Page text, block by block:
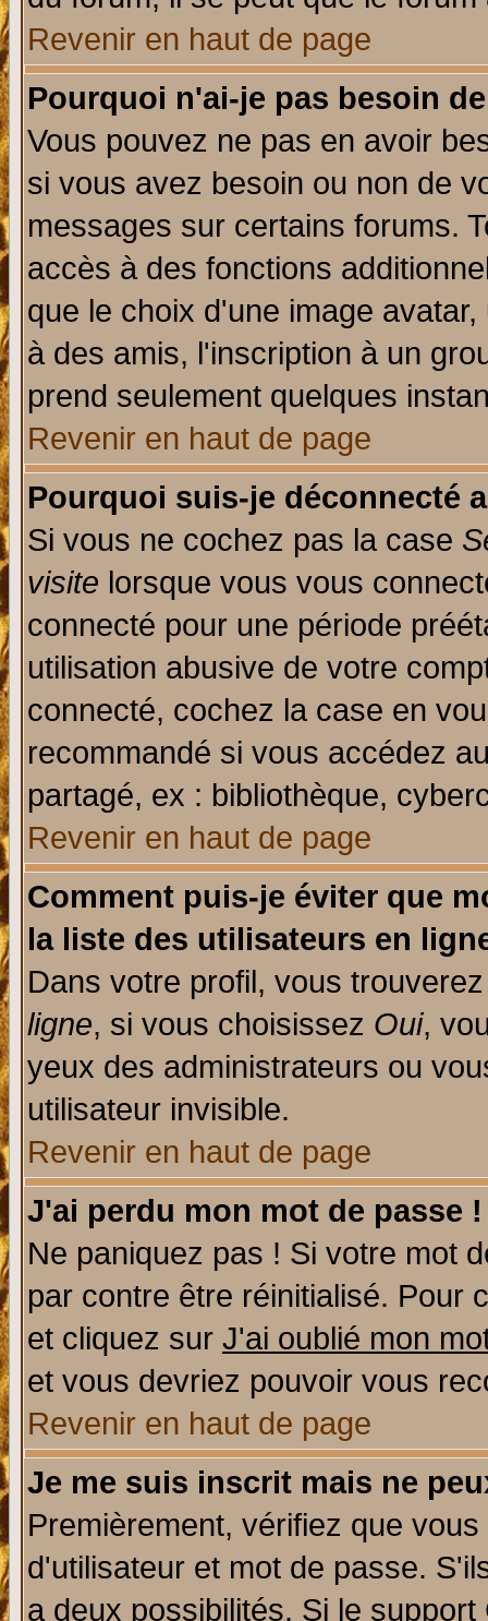
Revenir en haut de page
Pourquoi n'ai-je pas besoin
Vous pouvez ne pas en avoir
si vous avez besoin ou non de
messages sur certains forums.
accès à des fonctions
que le choix d'une image
à des amis, l'inscription à un
prend seulement quelques
Revenir en haut de page
Pourquoi suis-je déconnecté
Si vous ne cochez pas la case
visite lorsque vous vous
connecté pour une période
utilisation abusive de votre
connecté, cochez la case en
recommandé si vous accédez
partagé, ex : bibliothèque,
Revenir en haut de page
Comment puis-je éviter que
la liste des utilisateurs en
Dans votre profil, vous
ligne, si vous choisissez Oui,
yeux des administrateurs ou
utilisateur invisible.
Revenir en haut de page
J'ai perdu mon mot de passe !
Ne paniquez pas ! Si votre mot
par contre être réinitialisé. Pour
et cliquez sur J'ai oublié mon
et vous devriez pouvoir vous
Revenir en haut de page
Je me suis inscrit mais ne
Premièrement, vérifiez que
d'utilisateur et mot de passe.
a deux possibilités. Si le